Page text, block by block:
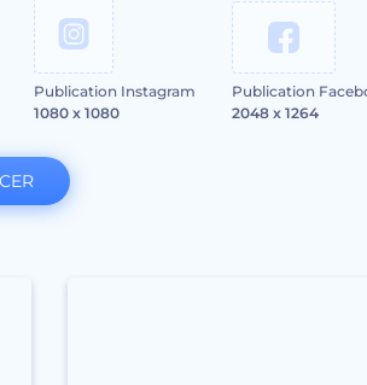
Publication Instagram
1080 x 1080
Publication
2048 x 1264